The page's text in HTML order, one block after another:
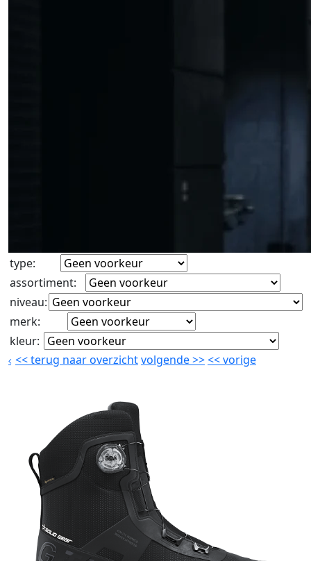
type:
assortiment:
niveau:
merk:
kleur:
<<terug naar overzichtvolgende>><<vorige